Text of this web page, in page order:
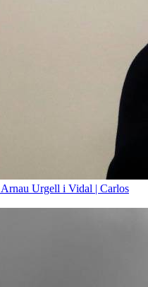
Arnau Urgell i Vidal | Carlos